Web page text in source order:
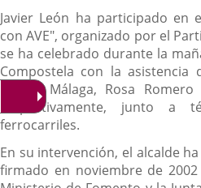
Javier León ha participado en
con AVE", organizado por el
se ha celebrado durante la
Compostela con la asistencia
Real y Málaga, Rosa
respectivamente, junto a
ferrocarriles.
En su intervención, el alcalde
firmado en noviembre de